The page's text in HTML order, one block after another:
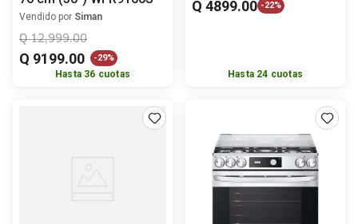
Vendido por Siman
Q 12,999.00
Q 9199.00 -29%
Hasta 36 cuotas
Q 4899.00 -22%
Hasta 24 cuotas